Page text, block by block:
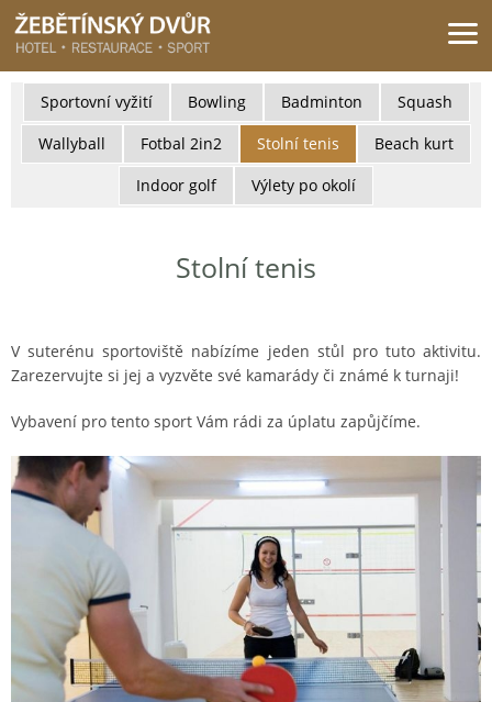
Žebětínský dvůr - Gastro & relax komplex v klidné části města Brna
Sportovní vyžití Bowling Badminton
Squash
Wallyball
Fotbal 2in2 Stolní tenis
Beach kurt
Indoor golf
Výlety po okolí
Stolní tenis
V suterénu sportoviště nabízíme jeden stůl pro tuto aktivitu.
Zarezervujte si jej a vyzvěte své kamarády či známé k turnaji!
Vybavení pro tento sport Vám rádi za úplatu zapůjčíme.